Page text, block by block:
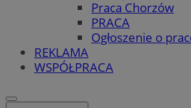
Praca Chorzów
PRACA
Ogłoszenie o
REKLAMA
WSPÓŁPRACA